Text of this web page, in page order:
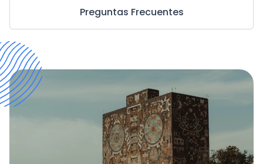
Preguntas Frecuentes